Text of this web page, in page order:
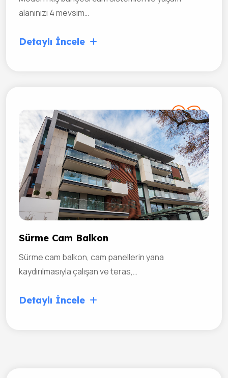
alanınızı 4 mevsim…
Detaylı İncele
02
Sürme Cam Balkon
Sürme cam balkon, cam panellerin yana
kaydırılmasıyla çalışan ve teras,…
Detaylı İncele